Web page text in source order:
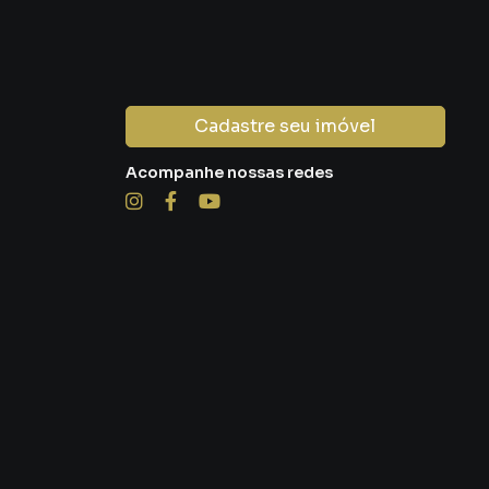
Cadastre seu imóvel
Acompanhe nossas redes